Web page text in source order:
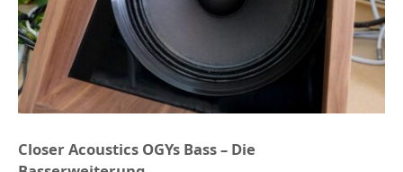
Closer Acoustics OGYs Bass – Die